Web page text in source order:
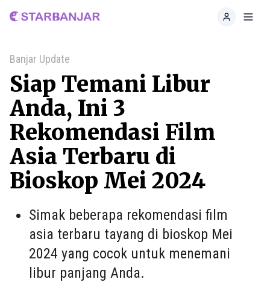
Home
Banjar Update
Siap Temani Libur
Anda, Ini 3
Rekomendasi Film
Asia Terbaru di
Bioskop Mei 2024
Simak beberapa rekomendasi film
asia terbaru tayang di bioskop Mei
2024 yang cocok untuk menemani
libur panjang Anda.